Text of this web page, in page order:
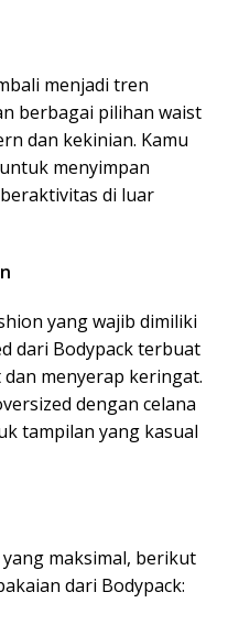
menjadi tren
berbagai pilihan waist
dan kekinian. Kamu
menyimpan
di luar
yang wajib dimiliki
dari Bodypack terbuat
menyerap keringat.
dengan celana
tampilan yang kasual
maksimal, berikut
dari Bodypack: